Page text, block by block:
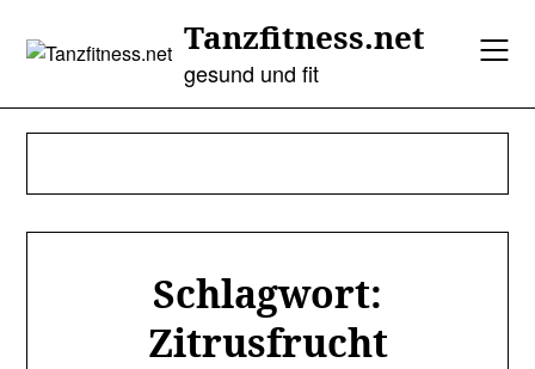
content
Tanzfitness.net
gesund und fit
Schlagwort:
Zitrusfrucht